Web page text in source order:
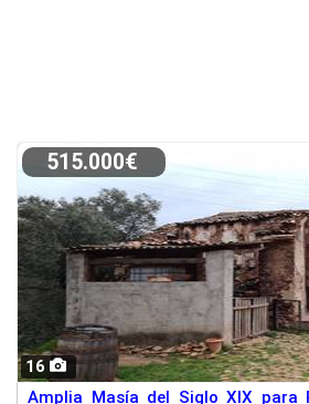
16
515.000€
Amplia Masía del Siglo XIX para